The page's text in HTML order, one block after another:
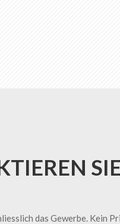
das Gewerbe. Kein